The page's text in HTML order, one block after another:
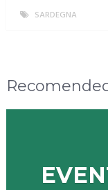
SARDEGNA